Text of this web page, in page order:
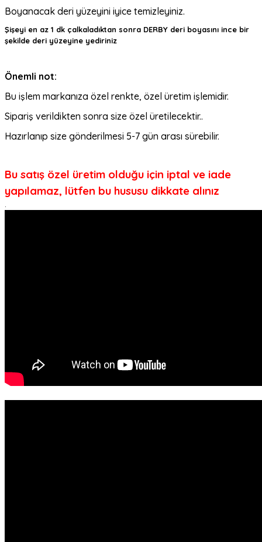
Boyanacak deri yüzeyini iyice temizleyiniz.
Şişeyi en az 1 dk çalkaladıktan sonra DERBY deri boyasını ince bir
şekilde deri yüzeyine yediriniz
Önemli not:
Bu işlem markanıza özel renkte, özel üretim işlemidir.
Sipariş verildikten sonra size özel üretilecektir..
Hazırlanıp size gönderilmesi 5-7 gün arası sürebilir.
Bu satış özel üretim olduğu için iptal ve iade
yapılamaz, lütfen bu hususu dikkate alınız